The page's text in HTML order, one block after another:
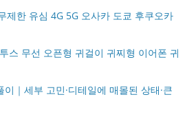
제한 유심 4G 5G 오사카 도쿄 후쿠오카
스 무선 오픈형 귀걸이 귀찌형 이어폰 귀
｜세부 고민·디테일에 매몰된 상태·큰